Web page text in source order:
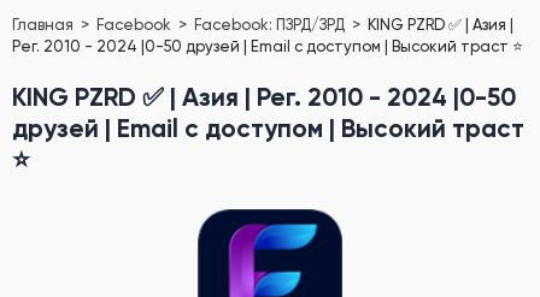
Главная Facebook Facebook: ПЗРД/ЗРД
KING PZRD ✅ | Азия |
Рег. 2010 - 2024 |0-50 друзей | Email с доступом | Высокий траст ⭐️
KING PZRD ✅ | Азия | Рег. 2010 - 2024 |0-50
друзей | Email с доступом | Высокий траст
⭐️